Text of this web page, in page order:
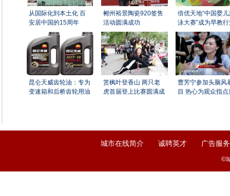
从国际化到本土化 百
安居中国的15周年
郴州裕景陶瓷920签售
活动圆满成功
倍优天地“中国婴
泳大赛”成为早教
昆仑天威齿轮油：专为
变速箱和后桥齿轮用油
赏枫叶登香山 两只老
虎首届登上比赛圆满成
曹芳宁参加头脑风
目 热心为观众指点
城市在线简介 诚聘英才 广告服务
©